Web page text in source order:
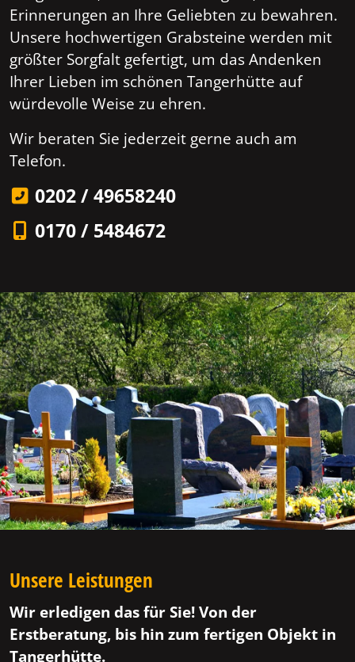
Erinnerungen an Ihre Geliebten zu bewahren.
Unsere hochwertigen Grabsteine werden mit
größter Sorgfalt gefertigt, um das Andenken
Ihrer Lieben im schönen Tangerhütte auf
würdevolle Weise zu ehren.
Wir beraten Sie jederzeit gerne auch am
Telefon.
0202 / 49658240
0170 / 5484672
Unsere Leistungen
Wir erledigen das für Sie! Von der
Erstberatung, bis hin zum fertigen Objekt in
Tangerhütte.